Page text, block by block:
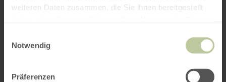
weiteren Daten zusammen, die Sie ihnen bereitgestellt
Notwendig
Präferenzen